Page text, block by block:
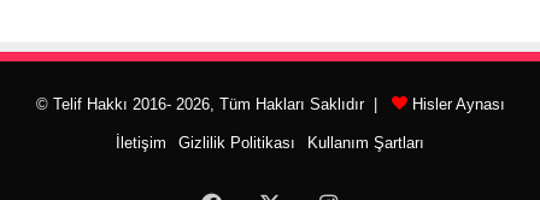
© Telif Hakkı 2016- 2026, Tüm Hakları Saklıdır | Hisler Aynası
İletişim Gizlilik Politikası Kullanım Şartları